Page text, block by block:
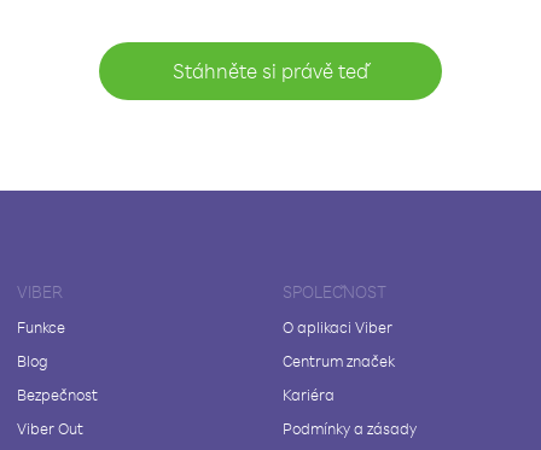
Stáhněte si právě teď
VIBER
Funkce
Blog
Bezpečnost
Viber Out
SPOLEČNOST
O aplikaci Viber
Centrum značek
Kariéra
Podmínky a zásady